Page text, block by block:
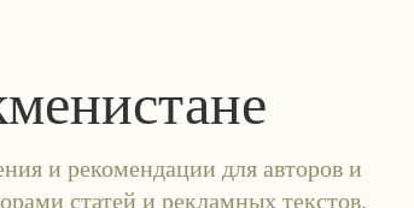
и рекомендации для авторов и
статей и рекламных текстов.